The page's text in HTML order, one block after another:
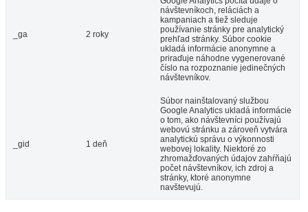
_ga 2 roky
návštevníkoch, reláciách a
kampaniach a tiež sleduje
používanie stránky pre analytický
prehľad stránky. Súbor cookie
ukladá informácie anonymne a
priraďuje náhodne vygenerované
číslo na rozpoznanie jedinečných
návštevníkov.
_gid 1 deň
Súbor nainštalovaný službou
Google Analytics ukladá informácie
o tom, ako návštevníci používajú
webovú stránku a zároveň vytvára
analytickú správu o výkonnosti
webovej lokality. Niektoré zo
zhromažďovaných údajov zahŕňajú
počet návštevníkov, ich zdroj a
stránky, ktoré anonymne
navštevujú.